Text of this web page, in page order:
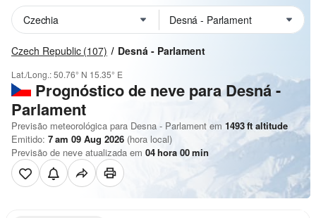
Czech Republic (107) Desná - Parlament
Lat./Long.:50.76° N 15.35° E
Prognóstico de neve para Desná -
Parlament
Previsão meteorológica para Desna - Parlament em 1493ft altitude
Emitido: 7 am 09 Aug 2026 (hora local)
Previsão de neve atualizada em 04hora 00min